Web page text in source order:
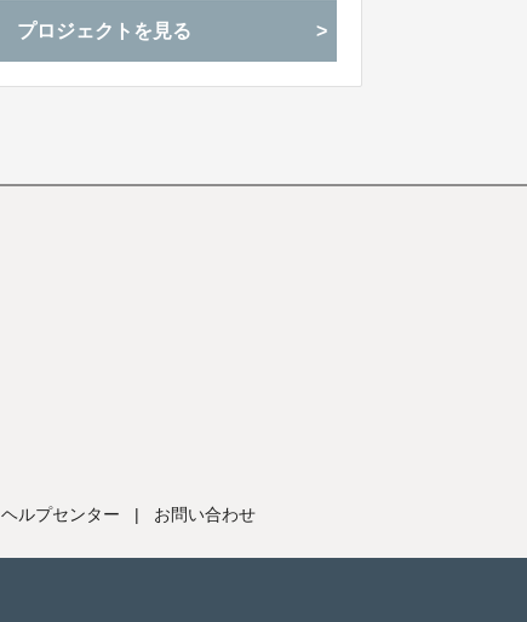
プロジェクトを見る
ヘルプセンター | お問い合わせ